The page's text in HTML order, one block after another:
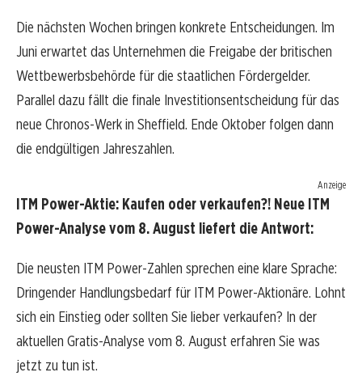
Die nächsten Wochen bringen konkrete Entscheidungen. Im
Juni erwartet das Unternehmen die Freigabe der britischen
Wettbewerbsbehörde für die staatlichen Fördergelder.
Parallel dazu fällt die finale Investitionsentscheidung für das
neue Chronos-Werk in Sheffield. Ende Oktober folgen dann
die endgültigen Jahreszahlen.
Anzeige
ITM Power-Aktie: Kaufen oder verkaufen?! Neue ITM
Power-Analyse vom 8. August liefert die Antwort:
Die neusten ITM Power-Zahlen sprechen eine klare Sprache:
Dringender Handlungsbedarf für ITM Power-Aktionäre. Lohnt
sich ein Einstieg oder sollten Sie lieber verkaufen? In der
aktuellen Gratis-Analyse vom 8. August erfahren Sie was
jetzt zu tun ist.